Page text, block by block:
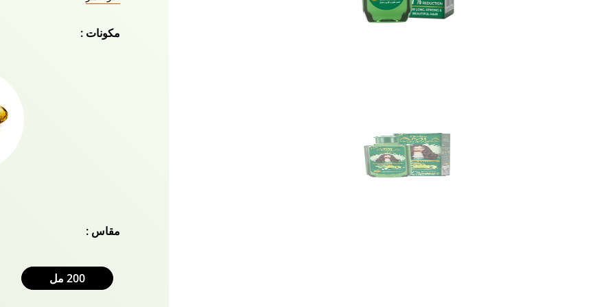
لا يؤدي فقدان الشعر إلى
التغذية لتقوية خيوطك
التركيبة السريعة خالية
وهي بلا شك مناسبة
قدر من التغذية. الآن ،
على تقوية خيوط شعرك
البسيط لزيت الشعر دابر
أملا للاستفادة من الشعر
مكونات :
مقاس :
200 مل